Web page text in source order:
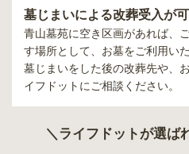
便利です。いつもはタクシーに
が、たまにバスを使っていくこ
ては文句がありません。
設備・環境
5.0
事務所で買い物もできるので、
た。嬉しかったです。
墓じまいによる改葬受入が
青山墓苑に空き区画があれば、
す場所として、お墓をご利用いた
墓じまいをした後の改葬先や、
イフドットにご相談ください。
＼ライフドットが選ば